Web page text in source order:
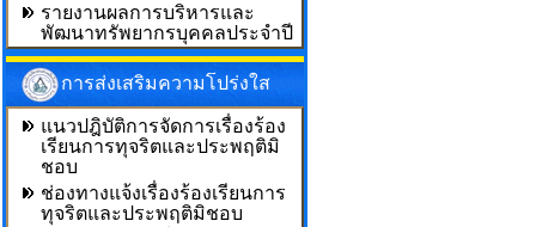
รายงานผลการบริหารและ
พัฒนาทรัพยากรบุคคลประจำปี
การส่งเสริมความโปร่งใส
แนวปฎิบัติการจัดการเรื่องร้อง
เรียนการทุจริตและประพฤติมิ
ชอบ
ช่องทางแจ้งเรื่องร้องเรียนการ
ทุจริตและประพฤติมิชอบ